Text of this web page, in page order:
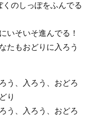
くのしっぽをふんでる
いそいそ進んでる！
たもおどりに入ろう
う、入ろう、おどろ
り
う、入ろう、おどろ